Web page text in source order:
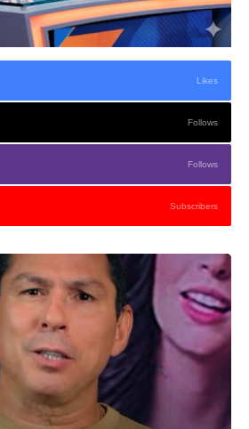
Likes
Follows
Follows
Subscribers